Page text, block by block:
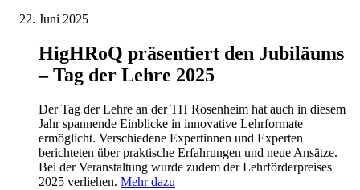
Juni 2025
HigHRoQ präsentiert den Jubiläums
– Tag der Lehre 2025
Der Tag der Lehre an der TH Rosenheim hat auch in diesem
Jahr spannende Einblicke in innovative Lehrformate
ermöglicht. Verschiedene Expertinnen und Experten
berichteten über praktische Erfahrungen und neue Ansätze.
Bei der Veranstaltung wurde zudem der Lehrförderpreises
2025 verliehen. Mehr dazu